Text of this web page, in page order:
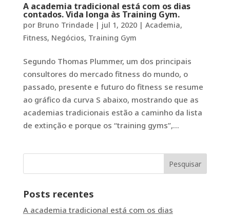
A academia tradicional está com os dias
contados. Vida longa às Training Gym.
por Bruno Trindade| jul 1, 2020| Academia,
Fitness, Negócios, Training Gym
Segundo Thomas Plummer, um dos principais
consultores do mercado fitness do mundo, o
passado, presente e futuro do fitness se resume
ao gráfico da curva S abaixo, mostrando que as
academias tradicionais estão a caminho da lista
de extinção e porque os “training gyms”,...
Posts recentes
A academia tradicional está com os dias